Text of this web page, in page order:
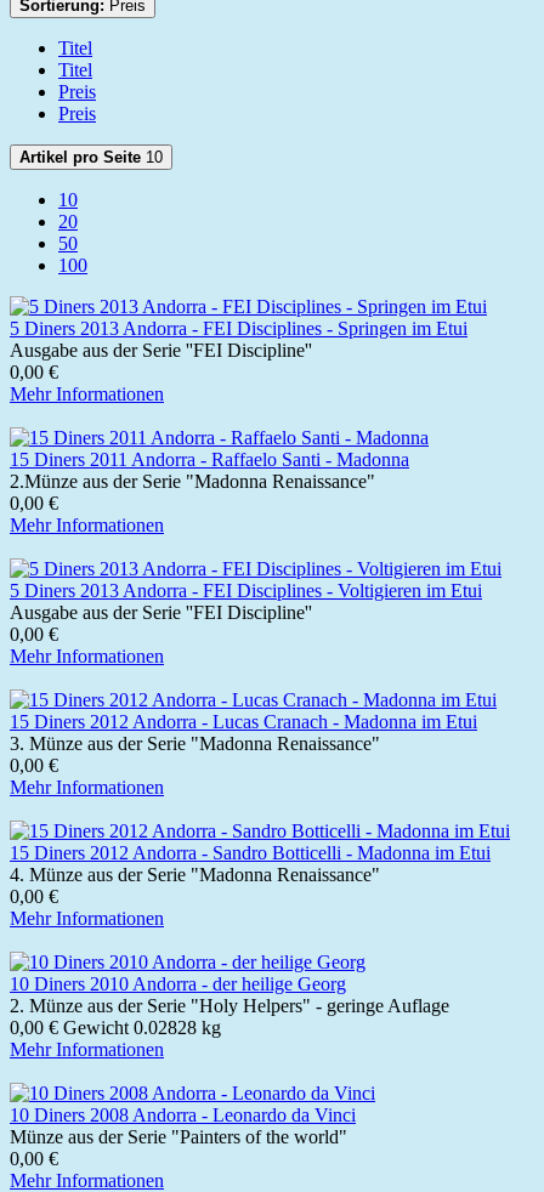
Sortierung: Preis
Titel
Titel
Preis
Preis
Artikel pro Seite 10
10
20
50
100
5 Diners 2013 Andorra - FEI Disciplines - Springen im Etui
Ausgabe aus der Serie ''FEI Discipline''
0,00 €
Mehr Informationen
15 Diners 2011 Andorra - Raffaelo Santi - Madonna
2.Münze aus der Serie "Madonna Renaissance"
0,00 €
Mehr Informationen
5 Diners 2013 Andorra - FEI Disciplines - Voltigieren im Etui
Ausgabe aus der Serie ''FEI Discipline''
0,00 €
Mehr Informationen
15 Diners 2012 Andorra - Lucas Cranach - Madonna im Etui
3. Münze aus der Serie "Madonna Renaissance"
0,00 €
Mehr Informationen
15 Diners 2012 Andorra - Sandro Botticelli - Madonna im Etui
4. Münze aus der Serie "Madonna Renaissance"
0,00 €
Mehr Informationen
10 Diners 2010 Andorra - der heilige Georg
2. Münze aus der Serie "Holy Helpers" - geringe Auflage
0,00 € Gewicht 0.02828 kg
Mehr Informationen
10 Diners 2008 Andorra - Leonardo da Vinci
Münze aus der Serie "Painters of the world"
0,00 €
Mehr Informationen